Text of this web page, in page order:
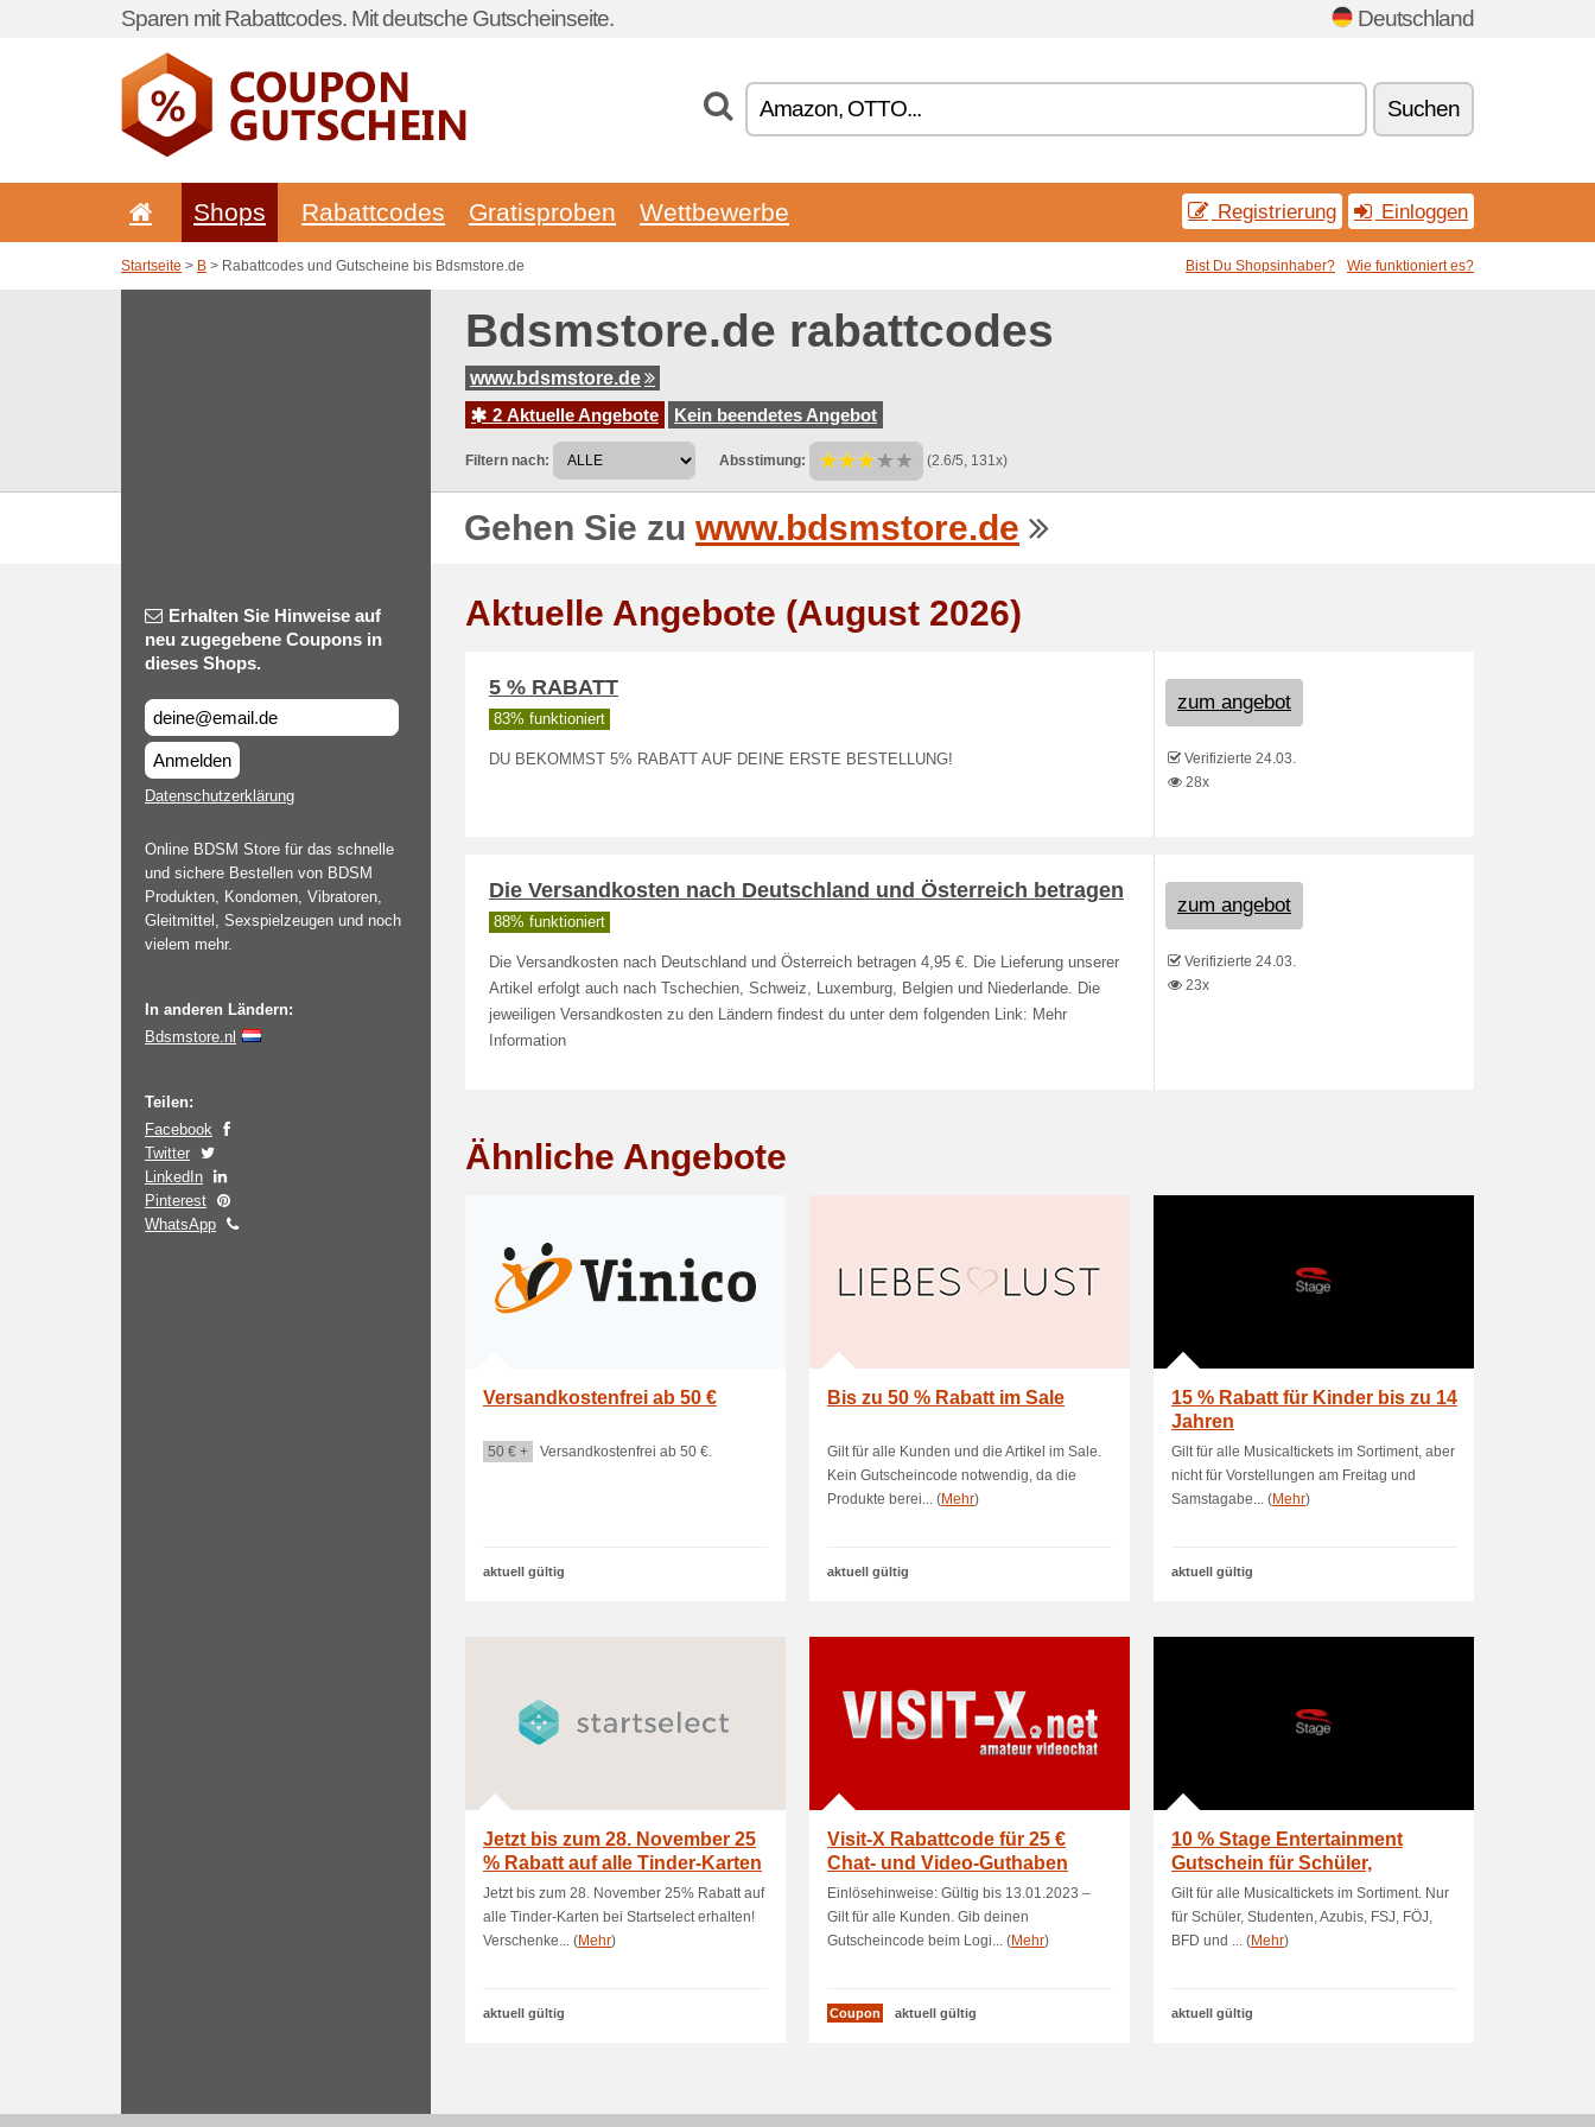
Sparen mit Rabattcodes. Mit deutsche Gutscheinseite. Deutschland
Suchen
Shops Rabattcodes Gratisproben Wettbewerbe Registrierung Einloggen
Startseite > B > Rabattcodes und Gutscheine bis Bdsmstore.de Bist Du Shopsinhaber? Wie funktioniert es?
Bdsmstore.de rabattcodes
www.bdsmstore.de
2 Aktuelle Angebote
Kein beendetes Angebot
Filtern nach: Absstimung: (2.6/5, 131x)
Gehen Sie zu www.bdsmstore.de
Erhalten Sie Hinweise auf
neu zugegebene Coupons in
dieses Shops.
Anmelden
Datenschutzerklärung
Online BDSM Store für das schnelle
und sichere Bestellen von BDSM
Produkten, Kondomen, Vibratoren,
Gleitmittel, Sexspielzeugen und noch
vielem mehr.
In anderen Ländern:
Bdsmstore.nl
Teilen:
Facebook
Twitter
LinkedIn
Pinterest
WhatsApp
Aktuelle Angebote (August 2026)
5 % RABATT
83% funktioniert
DU BEKOMMST 5% RABATT AUF DEINE ERSTE BESTELLUNG!
zum angebot
Verifizierte 24.03.
28x
Die Versandkosten nach Deutschland und Österreich betragen
88% funktioniert
Die Versandkosten nach Deutschland und Österreich betragen 4,95 €. Die Lieferung unserer
Artikel erfolgt auch nach Tschechien, Schweiz, Luxemburg, Belgien und Niederlande. Die
jeweiligen Versandkosten zu den Ländern findest du unter dem folgenden Link: Mehr
Information
zum angebot
Verifizierte 24.03.
23x
Ähnliche Angebote
Versandkostenfrei ab 50 €
50 € + Versandkostenfrei ab 50 €.
aktuell gültig
Bis zu 50 % Rabatt im Sale
Gilt für alle Kunden und die Artikel im Sale.
Kein Gutscheincode notwendig, da die
Produkte berei... (Mehr)
aktuell gültig
15 % Rabatt für Kinder bis zu 14
Jahren
Gilt für alle Musicaltickets im Sortiment, aber
nicht für Vorstellungen am Freitag und
Samstagabe... (Mehr)
aktuell gültig
Jetzt bis zum 28. November 25
% Rabatt auf alle Tinder-Karten
bei St.
Jetzt bis zum 28. November 25% Rabatt auf
alle Tinder-Karten bei Startselect erhalten!
Verschenke... (Mehr)
aktuell gültig
Visit-X Rabattcode für 25 €
Chat- und Video-Guthaben
Einlösehinweise: Gültig bis 13.01.2023 –
Gilt für alle Kunden. Gib deinen
Gutscheincode beim Logi... (Mehr)
Coupon aktuell gültig
10 % Stage Entertainment
Gutschein für Schüler,
Studenten, Az
Gilt für alle Musicaltickets im Sortiment. Nur
für Schüler, Studenten, Azubis, FSJ, FÖJ,
BFD und ... (Mehr)
aktuell gültig